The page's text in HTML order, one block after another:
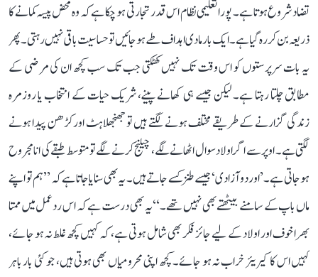
تضاد شروع ہوتا ہے۔ پورا تعلیمی نظام اس قدر تجارتی ہو چکا ہے کہ وہ محض پیسہ کمانے کا
ذریعہ بن کر رہ گیا ہے۔ ایک بار مادی اہداف طے ہو جائیں تو حساسیت باقی نہیں رہتی۔ پھر
یہ بات سرپرستوں کو اس وقت تک نہیں کھٹکتی جب تک سب کچھ ان کی مرضی کے
مطابق چلتا رہتا ہے۔ لیکن جیسے ہی کھانے پینے، شریک حیات کے انتخاب یا روزمرہ
زندگی گزارنے کے طریقے مختلف ہونے لگتے ہیں تو جھنجھلاہٹ اور کڑھن پیدا ہونے
لگتی ہے۔ اوپر سے اگر اولاد سوال اٹھانے لگے، چیلنج کرنے لگے تو متوسط طبقے کی انا مجروح
ہو جاتی ہے۔’اور دو آزادی‘ جیسے طنز کسے جاتے ہیں۔ یہ بھی سنایا جاتا ہے کہ ’’ہم تو اپنے
ماں باپ کے سامنے بیٹھتے بھی نہیں تھے۔‘‘ یہ بھی درست ہے کہ اس ردعمل میں ممتا
بھرا خوف اور اولاد کے لیے جائز فکر بھی شامل ہوتی ہے، کہ کہیں کچھ غلط نہ ہو جائے،
کہیں اس کا کیریئر خراب نہ ہو جائے۔ کچھ اپنی محرومیاں بھی ہوتی ہیں، جو کئی بار باہر